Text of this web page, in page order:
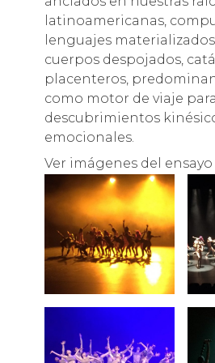
latinoamericanas,
lenguajes
cuerpos despojados,
placenteros,
como motor de viaje para
descubrimientos
emocionales.
Ver imágenes del